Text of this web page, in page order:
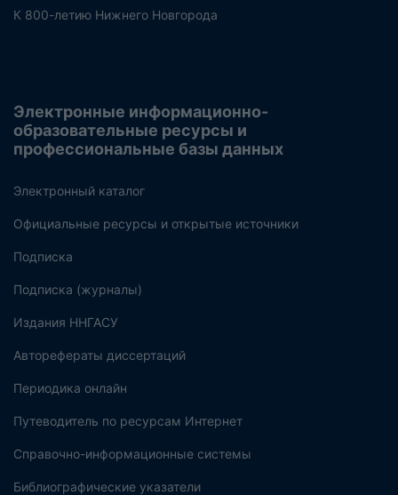
К 800-летию Нижнего Новгорода
Электронные информационно-
образовательные ресурсы и
профессиональные базы данных
Электронный каталог
Официальные ресурсы и открытые источники
Подписка
Подписка (журналы)
Издания ННГАСУ
Авторефераты диссертаций
Периодика онлайн
Путеводитель по ресурсам Интернет
Справочно-информационные системы
Библиографические указатели